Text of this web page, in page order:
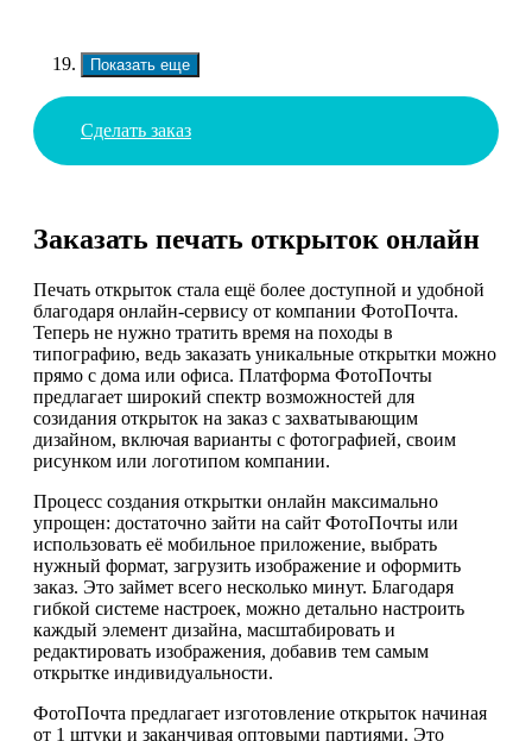
Показать еще
Сделать заказ
Заказать печать открыток онлайн
Печать открыток стала ещё более доступной и удобной
благодаря онлайн-сервису от компании ФотоПочта.
Теперь не нужно тратить время на походы в
типографию, ведь заказать уникальные открытки можно
прямо с дома или офиса. Платформа ФотоПочты
предлагает широкий спектр возможностей для
созидания открыток на заказ с захватывающим
дизайном, включая варианты с фотографией, своим
рисунком или логотипом компании.
Процесс создания открытки онлайн максимально
упрощен: достаточно зайти на сайт ФотоПочты или
использовать её мобильное приложение, выбрать
нужный формат, загрузить изображение и оформить
заказ. Это займет всего несколько минут. Благодаря
гибкой системе настроек, можно детально настроить
каждый элемент дизайна, масштабировать и
редактировать изображения, добавив тем самым
открытке индивидуальности.
ФотоПочта предлагает изготовление открыток начиная
от 1 штуки и заканчивая оптовыми партиями. Это